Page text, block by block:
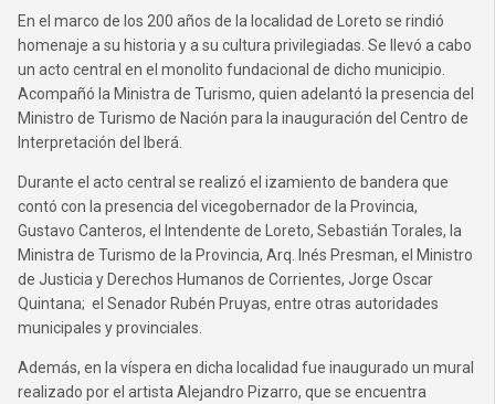
En el marco de los 200 años de la localidad de Loreto se rindió
homenaje a su historia y a su cultura privilegiadas. Se llevó a cabo
un acto central en el monolito fundacional de dicho municipio.
Acompañó la Ministra de Turismo, quien adelantó la presencia del
Ministro de Turismo de Nación para la inauguración del Centro de
Interpretación del Iberá.
Durante el acto central se realizó el izamiento de bandera que
contó con la presencia del vicegobernador de la Provincia,
Gustavo Canteros, el Intendente de Loreto, Sebastián Torales, la
Ministra de Turismo de la Provincia, Arq. Inés Presman, el Ministro
de Justicia y Derechos Humanos de Corrientes, Jorge Oscar
Quintana; el Senador Rubén Pruyas, entre otras autoridades
municipales y provinciales.
Además, en la víspera en dicha localidad fue inaugurado un mural
realizado por el artista Alejandro Pizarro, que se encuentra